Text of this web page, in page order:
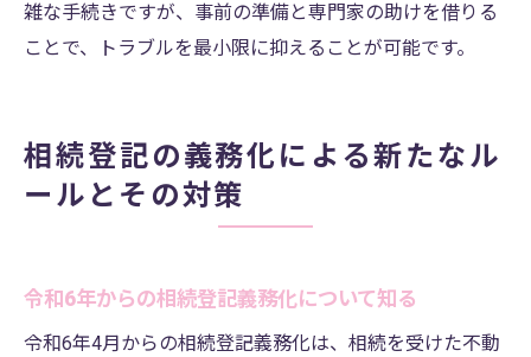
雑な手続きですが、事前の準備と専門家の助けを借りる
ことで、トラブルを最小限に抑えることが可能です。
相続登記の義務化による新たなル
ールとその対策
令和6年からの相続登記義務化について知る
令和6年4月からの相続登記義務化は、相続を受けた不動